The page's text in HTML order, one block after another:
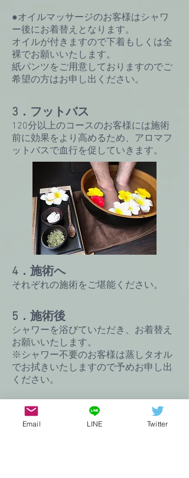
●オイルマッサージのお客様はシャワ
ー後にお着替えとなります。
オイルが付きますので下着もしくは全
裸でお願いいたします。​
紙パンツをご用意しておりますのでご
希望の方はお申し出ください。
3．フットバス
​120分以上のコースのお客様には施術
前に効果をより高めるため、アロマフ
ットバスで血行を促していきます。
4．施術へ
​それぞれの施術をご堪能ください。
5．施術後
​シャワーを浴びていただき、お着替え
お願いいたします。
※シャワー不要のお客様は蒸しタオル
でお拭きいたしますので予めお申し出
ください。
6．お支払い
​お水とハーブティーをご用意しており
Email LINE Twitter